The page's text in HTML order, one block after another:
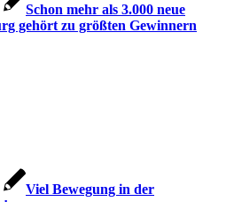
Schon mehr als 3.000 neue
gehört zu größten Gewinnern
Viel Bewegung in der